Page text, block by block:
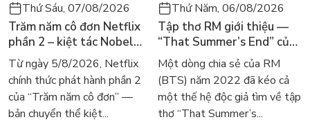
Thứ Sáu, 07/08/2026
Trăm năm cô đơn Netflix
phần 2 – kiệt tác Nobel
trở lại màn ảnh, dòng
người tìm đọc lại García
Márquez
Từ ngày 5/8/2026, Netflix
chính thức phát hành phần 2
của “Trăm năm cô đơn” —
bản chuyển thể kiệt...
Thứ Năm, 06/08/2026
Tập thơ RM giới thiệu —
“That Summer’s End” của
Lee Seong-bok ra mắt bản
tiếng Anh sau 4 năm gây
sốt
Một dòng chia sẻ của RM
(BTS) năm 2022 đã kéo cả
một thế hệ độc giả tìm về tập
thơ “That Summer’s...